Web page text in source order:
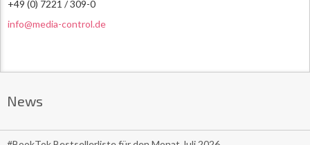
+49 (0) 7221 / 309-0
info@media-control.de
News